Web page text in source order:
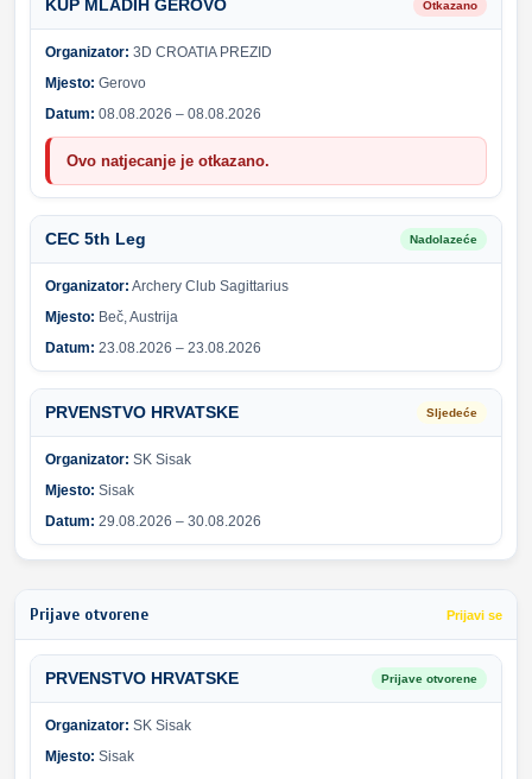
KUP MLADIH GEROVO Otkazano
Organizator: 3D CROATIA PREZID
Mjesto: Gerovo
Datum: 08.08.2026 – 08.08.2026
Ovo natjecanje je otkazano.
CEC 5th Leg Nadolazeće
Organizator: Archery Club Sagittarius
Mjesto: Beč, Austrija
Datum: 23.08.2026 – 23.08.2026
PRVENSTVO HRVATSKE Sljedeće
Organizator: SK Sisak
Mjesto: Sisak
Datum: 29.08.2026 – 30.08.2026
Prijave otvorene Prijavi se
PRVENSTVO HRVATSKE Prijave otvorene
Organizator: SK Sisak
Mjesto: Sisak